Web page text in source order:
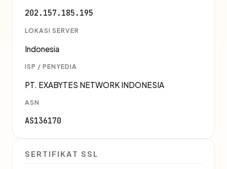
202.157.185.195
LOKASI SERVER
Indonesia
ISP / PENYEDIA
PT. EXABYTES NETWORK INDONESIA
ASN
AS136170
SERTIFIKAT SSL